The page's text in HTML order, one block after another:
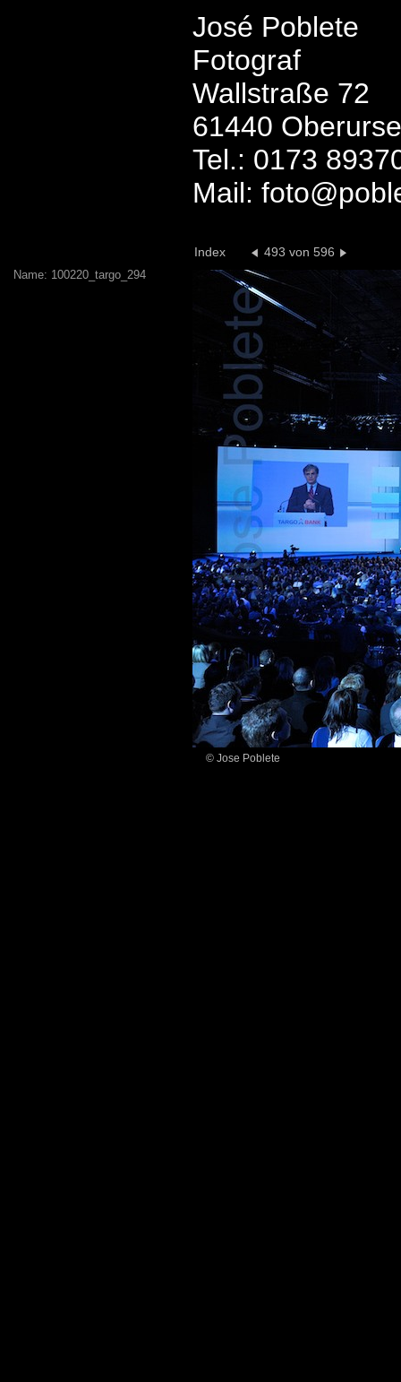
José Poblete
Fotograf
Wallstraße 72
61440
Tel.: 0173
Mail:
Index 493 von 596
Name: 100220_targo_294
© Jose Poblete